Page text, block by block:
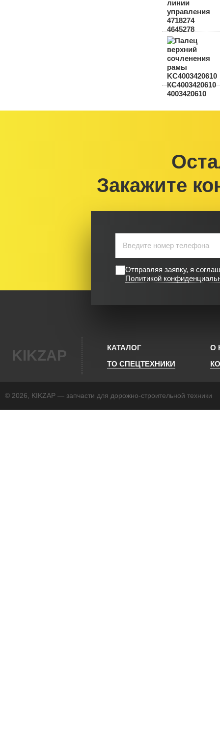
Закажите
Отправляя заявку, я
Политикой
KIKZAP КАТАЛОГ
О
ТО СПЕЦТЕХНИКИ
© 2026, KIKZAP — запчасти для дорожно-строительной техники